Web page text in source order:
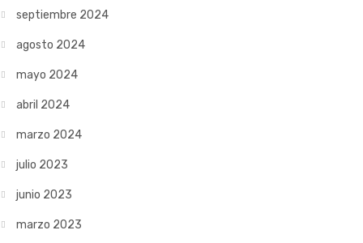
septiembre 2024
agosto 2024
mayo 2024
abril 2024
marzo 2024
julio 2023
junio 2023
marzo 2023